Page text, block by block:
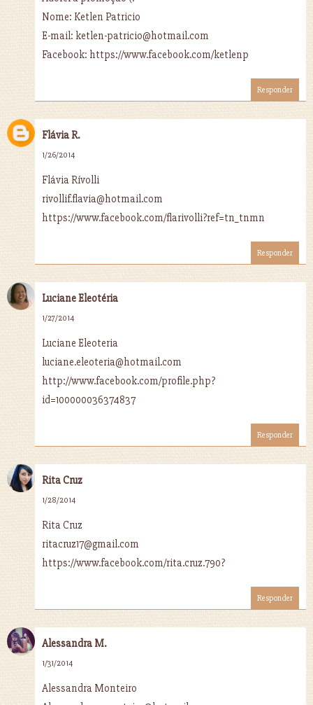
Nome: Ketlen Patricio
E-mail: ketlen-patricio@hotmail.com
Facebook: https://www.facebook.com/ketlenp
Responder
Flávia R.
1/26/2014
Flávia Rívolli
rivollif.flavia@hotmail.com
https://www.facebook.com/flarivolli?ref=tn_tnmn
Responder
Luciane Eleotéria
1/27/2014
Luciane Eleoteria
luciane.eleoteria@hotmail.com
http://www.facebook.com/profile.php?
id=100000036374837
Responder
Rita Cruz
1/28/2014
Rita Cruz
ritacruz17@gmail.com
https://www.facebook.com/rita.cruz.790?
Responder
Alessandra M.
1/31/2014
Alessandra Monteiro